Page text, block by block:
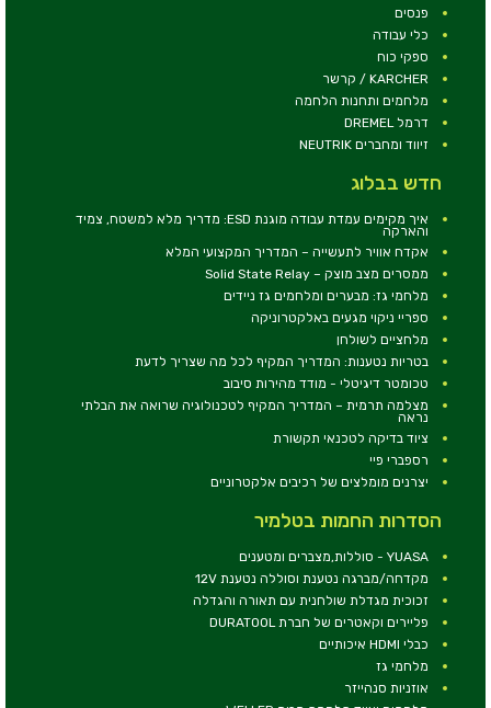
פנסים
כלי עבודה
ספקי כוח
KARCHER / קרשר
מלחמים ותחנות הלחמה
דרמל DREMEL
זיווד ומחברים NEUTRIK
חדש בבלוג
איך מקימים עמדת עבודה מוגנת ESD: מדריך מלא למשטח, צמיד
והארקה
אקדח אוויר לתעשייה – המדריך המקצועי המלא
ממסרים מצב מוצק – Solid State Relay
מלחמי גז: מבערים ומלחמים גז ניידים
ספריי ניקוי מגעים באלקטרוניקה
מלחציים לשולחן
בטריות נטענות: המדריך המקיף לכל מה שצריך לדעת
טכומטר דיגיטלי - מודד מהירות סיבוב
מצלמה תרמית – המדריך המקיף לטכנולוגיה שרואה את הבלתי
נראה
ציוד בדיקה לטכנאי תקשורת
רספברי פיי
יצרנים מומלצים של רכיבים אלקטרוניים
הסדרות החמות בטלמיר
YUASA - סוללות,מצברים ומטענים
מקדחה/מברגה נטענת וסוללה נטענת 12V
זכוכית מגדלת שולחנית עם תאורה והגדלה
פליירים וקאטרים של חברת DURATOOL
כבלי HDMI איכותיים
מלחמי גז
אוזניות סנהייזר